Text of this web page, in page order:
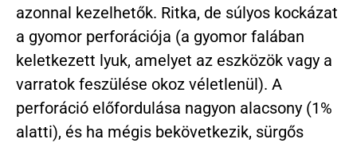
azonnal kezelhetők. Ritka, de súlyos kockázat
a gyomor perforációja (a gyomor falában
keletkezett lyuk, amelyet az eszközök vagy a
varratok feszülése okoz véletlenül). A
perforáció előfordulása nagyon alacsony (1%
alatti), és ha mégis bekövetkezik, sürgős